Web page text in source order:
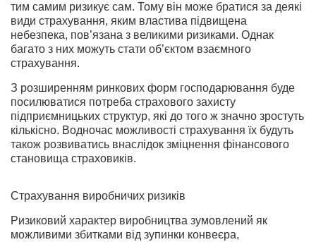
тим самим ризикує сам. Тому він може братися за деякі
види страхування, яким властива підвищена
небезпека, пов’язана з великими ризиками. Однак
багато з них можуть стати об’єктом взаємного
страхування.
З розширенням ринкових форм господарювання буде
посилюватися потреба страхового захисту
підприємницьких структур, які до того ж значно зростуть
кількісно. Водночас можливості страхування їх будуть
також розвиватись внаслідок зміцнення фінансового
становища страховиків.
Страхування виробничих ризиків
Ризиковий характер виробництва зумовлений як
можливими збитками від зупинки конвеєра,